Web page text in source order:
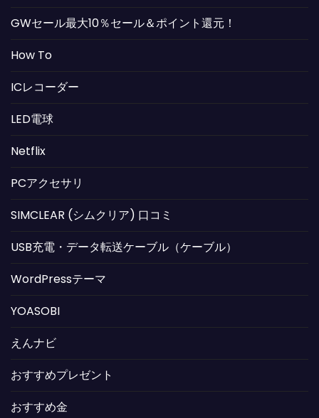
GWセール最大10％セール＆ポイント還元！
How To
ICレコーダー
LED電球
Netflix
PCアクセサリ
SIMCLEAR (シムクリア) 口コミ
USB充電・データ転送ケーブル（ケーブル）
WordPressテーマ
YOASOBI
えんナビ
おすすめプレゼント
おすすめ金